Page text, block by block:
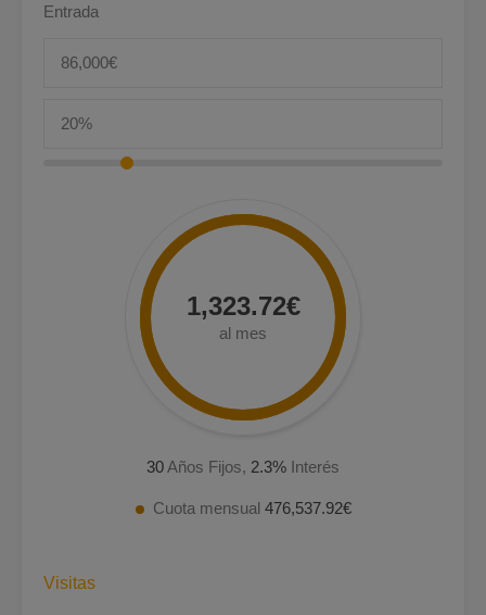
Entrada
1,323.72€
al mes
30Años Fijos, 2.3% Interés
Cuota mensual 476,537.92€
Visitas